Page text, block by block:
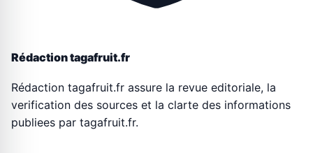
Rédaction tagafruit.fr
Rédaction tagafruit.fr assure la revue editoriale, la
verification des sources et la clarte des informations
publiees par tagafruit.fr.